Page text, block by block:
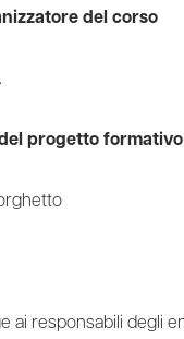
del corso
progetto formativo
ai responsabili degli